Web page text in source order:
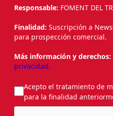
Responsable: FOMENT DEL
Finalidad: Suscripción a
para prospección comercial.
Más información y derechos:
privacidad.
Acepto el tratamiento de
para la finalidad